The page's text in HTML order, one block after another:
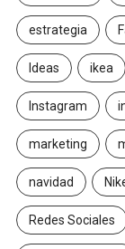
estrategia
Ideas ikea
Instagram
marketing
navidad
Redes Sociales